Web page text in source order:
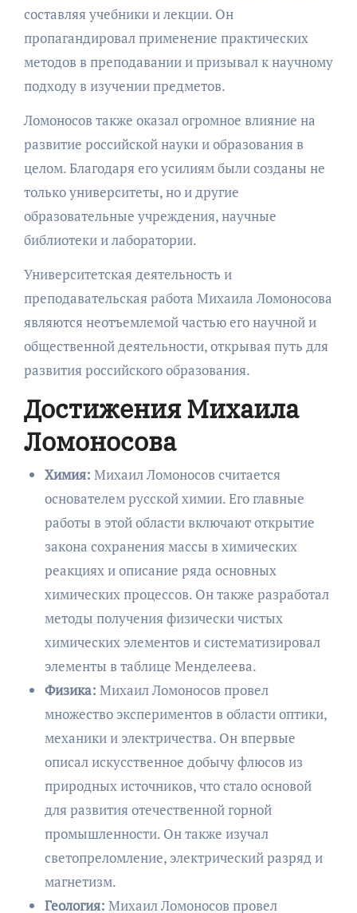
составляя учебники и лекции. Он
пропагандировал применение практических
методов в преподавании и призывал к научному
подходу в изучении предметов.
Ломоносов также оказал огромное влияние на
развитие российской науки и образования в
целом. Благодаря его усилиям были созданы не
только университеты, но и другие
образовательные учреждения, научные
библиотеки и лаборатории.
Университетская деятельность и
преподавательская работа Михаила Ломоносова
являются неотъемлемой частью его научной и
общественной деятельности, открывая путь для
развития российского образования.
Достижения Михаила
Ломоносова
Химия: Михаил Ломоносов считается
основателем русской химии. Его главные
работы в этой области включают открытие
закона сохранения массы в химических
реакциях и описание ряда основных
химических процессов. Он также разработал
методы получения физически чистых
химических элементов и систематизировал
элементы в таблице Менделеева.
Физика: Михаил Ломоносов провел
множество экспериментов в области оптики,
механики и электричества. Он впервые
описал искусственное добычу флюсов из
природных источников, что стало основой
для развития отечественной горной
промышленности. Он также изучал
светопреломление, электрический разряд и
магнетизм.
Геология: Михаил Ломоносов провел